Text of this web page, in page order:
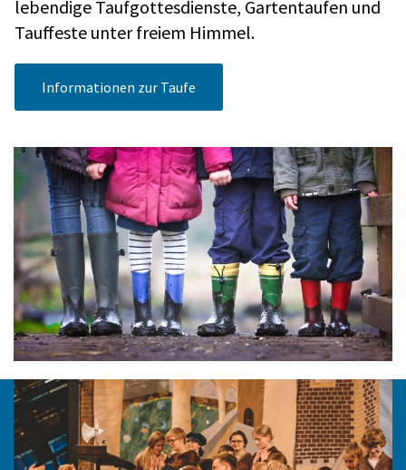
lebendige Taufgottesdienste, Gartentaufen und
Tauffeste unter freiem Himmel.
Informationen zur Taufe